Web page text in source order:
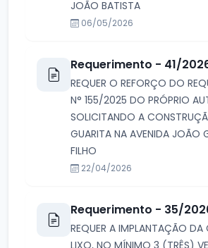
JOÃO BATISTA
06/05/2026
Requerimento - 41/
REQUER O REFORÇO DO
N° 155/2025 DO PRÓPRIO
SOLICITANDO A
GUARITA NA AVENIDA JOÃO
FILHO
22/04/2026
Requerimento - 35/
REQUER A IMPLANTAÇÃO DA